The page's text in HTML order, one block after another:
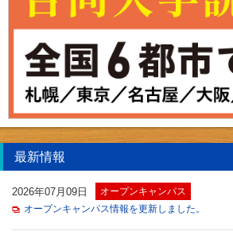
最新情報
2026年07月09日
オープンキャンパス
オープンキャンパス情報を更新しました。